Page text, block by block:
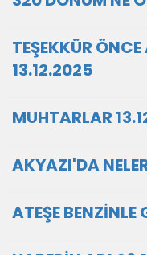
TEŞEKKÜR
13.12.2025
MUHTARLAR
AKYAZI'DA
ATEŞE